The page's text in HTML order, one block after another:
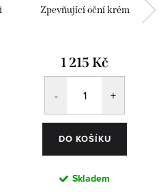
Zpevňující oční krém
1 215 Kč
DO KOŠÍKU
Skladem